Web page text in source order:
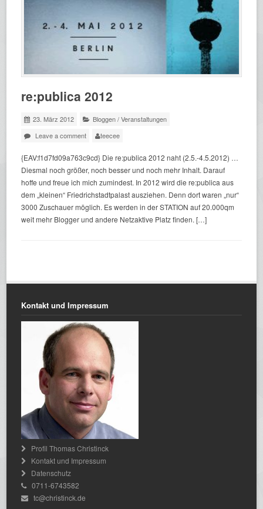
re:publica 2012
23. März 2012 Bloggen/Veranstaltungen
Leave a comment
teecee
{EAV:f1d7fd09a763c9cd} Die re:publica 2012 naht (2.5.-4.5.2012) …
Diesmal noch größer, noch besser und noch mehr Inhalt. Darauf
hoffe und freue ich mich zumindest. In 2012 wird die re:publica aus
dem „kleinen“ Friedrichstadtpalast ausziehen. Denn dort waren „nur“
3000 Zuschauer möglich. Es werden in der STATION auf 20.000qm
weit mehr Blogger und andere Netzaktive Platz finden. […]
Kontakt und Impressum
Profil Thomas Christinck
Kontakt und Impressum
Datenschutz
0711-6743582
tc@christinck.de